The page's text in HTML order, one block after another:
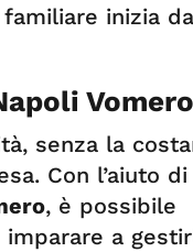
inizia
Vomero
senza la
Con l’aiuto di
, è possibile
a